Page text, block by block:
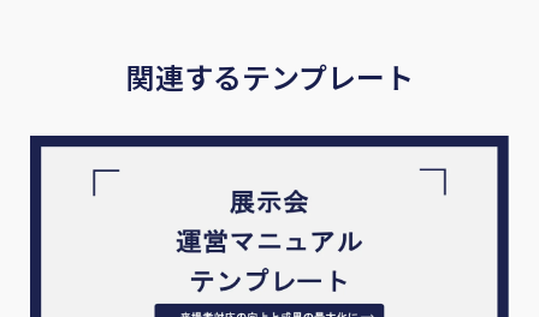
関連するテンプレート